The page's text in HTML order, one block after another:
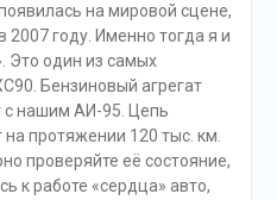
на мировой сцене,
2007 году. Именно тогда я и
Это один из самых
Бензиновый агрегат
с нашим АИ-95. Цепь
протяжении 120 тыс. км.
проверяйте её состояние,
к работе «сердца» авто,